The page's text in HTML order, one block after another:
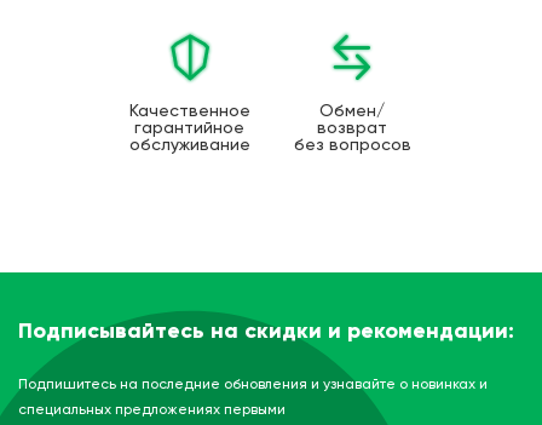
Качественное
гарантийное
обслуживание
Обмен/
возврат
без вопросов
Подписывайтесь на скидки и рекомендации:
Подпишитесь на последние обновления и узнавайте о новинках и
специальных предложениях первыми